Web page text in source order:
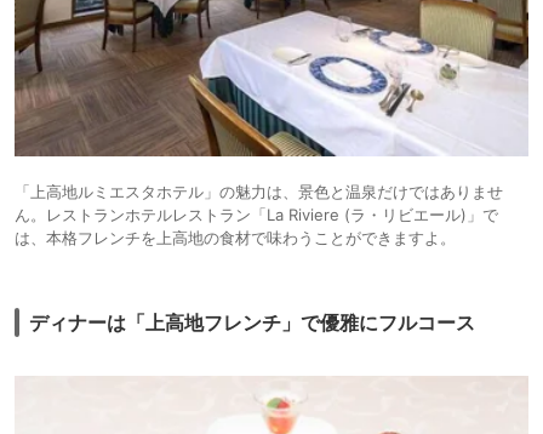
「上高地ルミエスタホテル」の魅力は、景色と温泉だけではありませ
ん。レストランホテルレストラン「La Riviere (ラ・リビエール)」で
は、本格フレンチを上高地の食材で味わうことができますよ。
ディナーは「上高地フレンチ」で優雅にフルコース